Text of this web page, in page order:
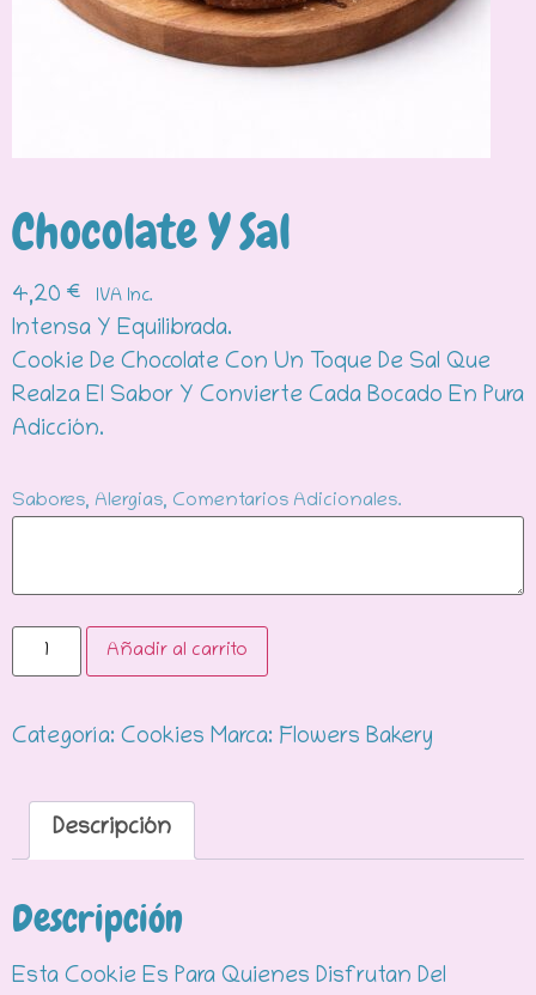
Chocolate Y Sal
4,20 € IVA Inc.
Intensa Y Equilibrada.
Cookie De Chocolate Con Un Toque De Sal Que
Realza El Sabor Y Convierte Cada Bocado En Pura
Adicción.
Sabores, Alergias, Comentarios Adicionales.
Añadir al carrito
Categoría: Cookies Marca: Flowers Bakery
Descripción
Descripción
Esta Cookie Es Para Quienes Disfrutan Del